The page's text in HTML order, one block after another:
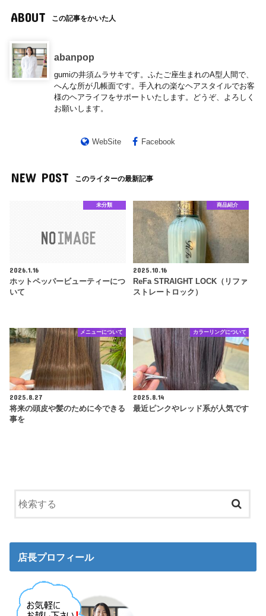
ABOUT この記事をかいた人
abanpop
gumiの井須ムラサキです。ふたご座生まれのA型人間で、
へんな所が几帳面です。手入れの楽なヘアスタイルでお客
様のヘアライフをサポートいたします。どうぞ、よろしく
お願いします。
WebSite Facebook
NEW POST このライターの最新記事
未分類
2026.1.16
ホットペッパービューティーにつ
いて
商品紹介
2025.10.16
ReFa STRAIGHT LOCK（リファ
ストレートロック）
メニューについて
2025.8.27
将来の頭皮や髪のために今できる
事を
カラーリングについて
2025.8.14
最近ピンクやレッド系が人気です
店長プロフィール